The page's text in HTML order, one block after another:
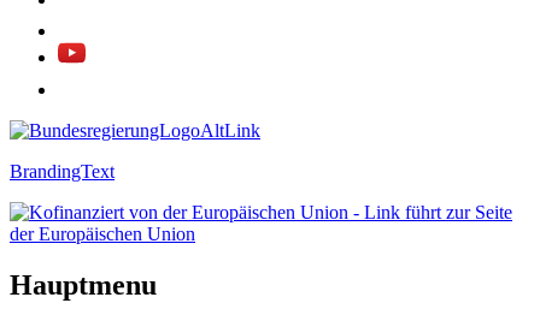
BrandingText
Hauptmenu